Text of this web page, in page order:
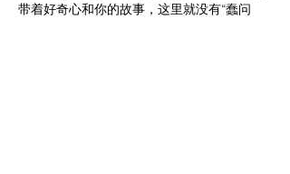
带着好奇心和你的故事，这里就没有“蠢问